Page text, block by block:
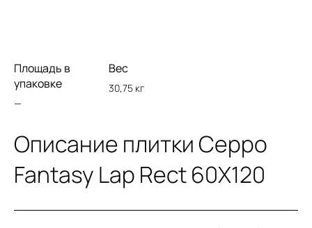
Площадь в
упаковке
—
Вес
30,75 кг
Описание плитки Ceppo
Fantasy Lap Rect 60X120